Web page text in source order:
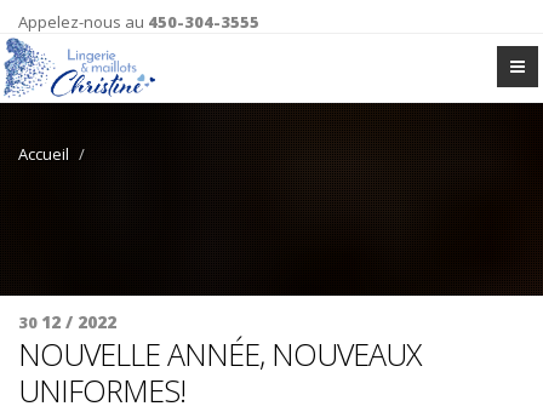
Appelez-nous au 450-304-3555
Accueil
30 12 / 2022
NOUVELLE ANNÉE, NOUVEAUX
UNIFORMES!